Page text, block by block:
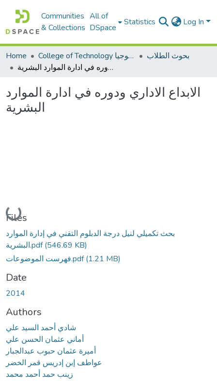
Communities
& Collections
All of
DSpace
Statistics Log In
Home College of Technology كلية التكنولوجيا
بحوث الطلاب
الابداع الاداري ودوره في ادارة الموارد البشرية
الابداع الاداري ودوره في ادارة الموارد
البشرية
Loading...
Files
بحث تكميلي لنيل درجة الدبلوم التقني في إدارة الموارد
البشرية.pdf(546.69 KB)
فهرست الموضوعات.pdf(1.21 MB)
Date
2014
Authors
شادي أحمد السيد علي
أماني عثمان الحسن علي
أميرة عثمان حبوب عبدالجبار
عواطف إبن إدريس قمر الخضر
زينب حمد أحمد محمد